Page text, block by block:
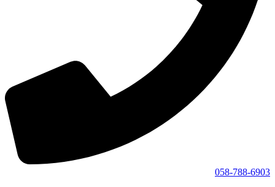
058-788-6903